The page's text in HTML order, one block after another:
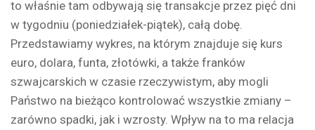
to właśnie tam odbywają się transakcje przez pięć dni
w tygodniu (poniedziałek-piątek), całą dobę.
Przedstawiamy wykres, na którym znajduje się kurs
euro, dolara, funta, złotówki, a także franków
szwajcarskich w czasie rzeczywistym, aby mogli
Państwo na bieżąco kontrolować wszystkie zmiany –
zarówno spadki, jak i wzrosty. Wpływ na to ma relacja